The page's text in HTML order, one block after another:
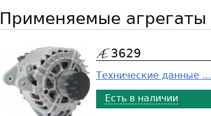
Применяемые агрегаты
3629
Технические данные ...
Есть в наличии